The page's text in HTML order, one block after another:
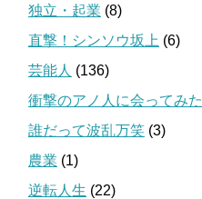
独立・起業 (8)
直撃！シンソウ坂上 (6)
芸能人 (136)
衝撃のアノ人に会ってみた
誰だって波乱万笑 (3)
農業 (1)
逆転人生 (22)